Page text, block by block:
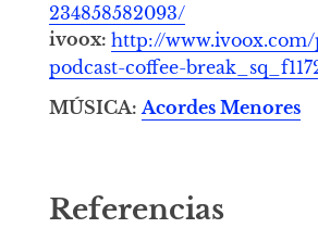
234858582093/
ivoox: http://www.ivoox.com/
podcast-coffee-
MÚSICA:Acordes Menores
Referencias